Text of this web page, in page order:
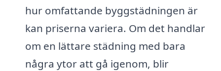
hur omfattande byggstädningen är
kan priserna variera. Om det handlar
om en lättare städning med bara
några ytor att gå igenom, blir